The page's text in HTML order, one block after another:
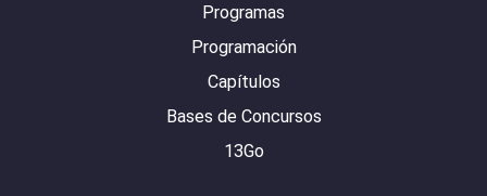
Programas
Programación
Capítulos
Bases de Concursos
13Go